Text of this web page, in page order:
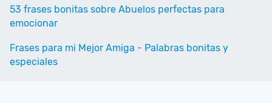
53 frases bonitas sobre Abuelos perfectas para
emocionar
Frases para mi Mejor Amiga - Palabras bonitas y
especiales